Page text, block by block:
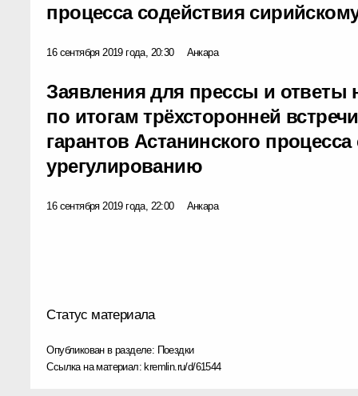
процесса содействия
16 сентября 2019 года, 20:30 Анкара
Заявления для прессы и ответы
по итогам трёхсторонней
гарантов Астанинского
урегулированию
16 сентября 2019 года, 22:00 Анкара
Статус материала
Опубликован в разделе: Поездки
Ссылка на материал: kremlin.ru/d/61544